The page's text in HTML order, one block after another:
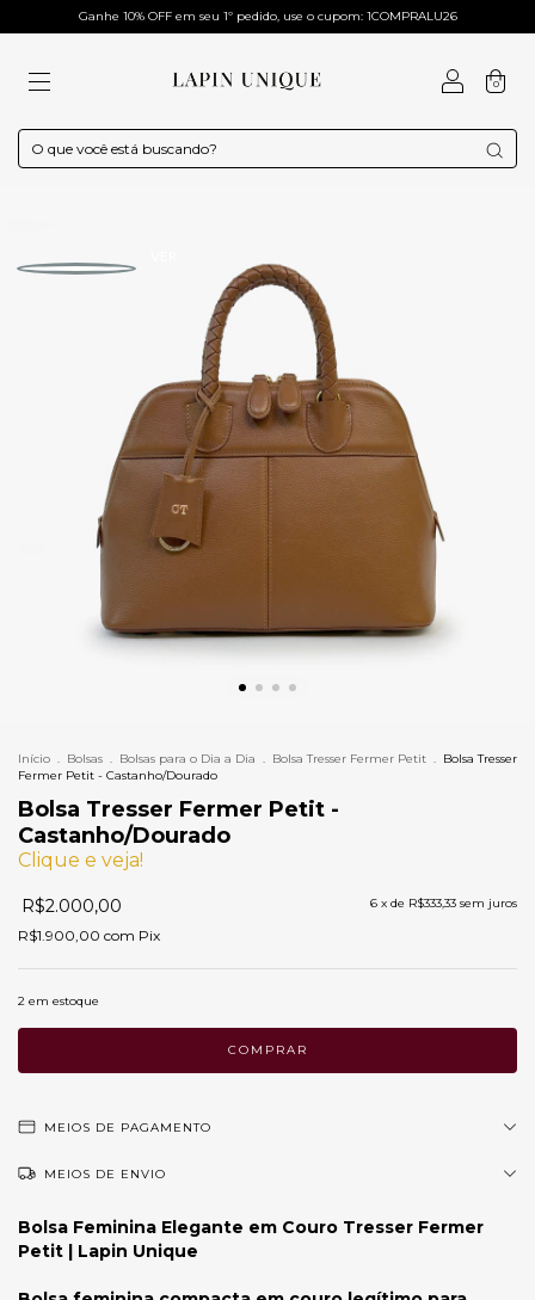
Ganhe 10% OFF em seu 1º pedido, use o cupom: 1COMPRALU26
0
Início . Bolsas . Bolsas para o Dia a Dia . Bolsa Tresser Fermer Petit . Bolsa Tresser
Fermer Petit - Castanho/Dourado
Bolsa Tresser Fermer Petit -
Castanho/Dourado
Clique e veja!
R$2.000,00 6 x de R$333,33 sem juros
R$1.900,00 com Pix
2 em estoque
MEIOS DE PAGAMENTO
MEIOS DE ENVIO
Bolsa Feminina Elegante em Couro Tresser Fermer
Petit | Lapin Unique